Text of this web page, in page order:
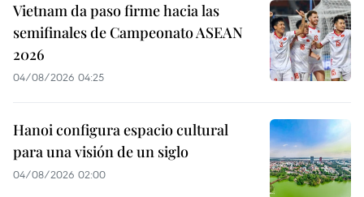
Vietnam da paso firme hacia las
semifinales de Campeonato ASEAN
2026
04/08/2026 04:25
Hanoi configura espacio cultural
para una visión de un siglo
04/08/2026 02:00